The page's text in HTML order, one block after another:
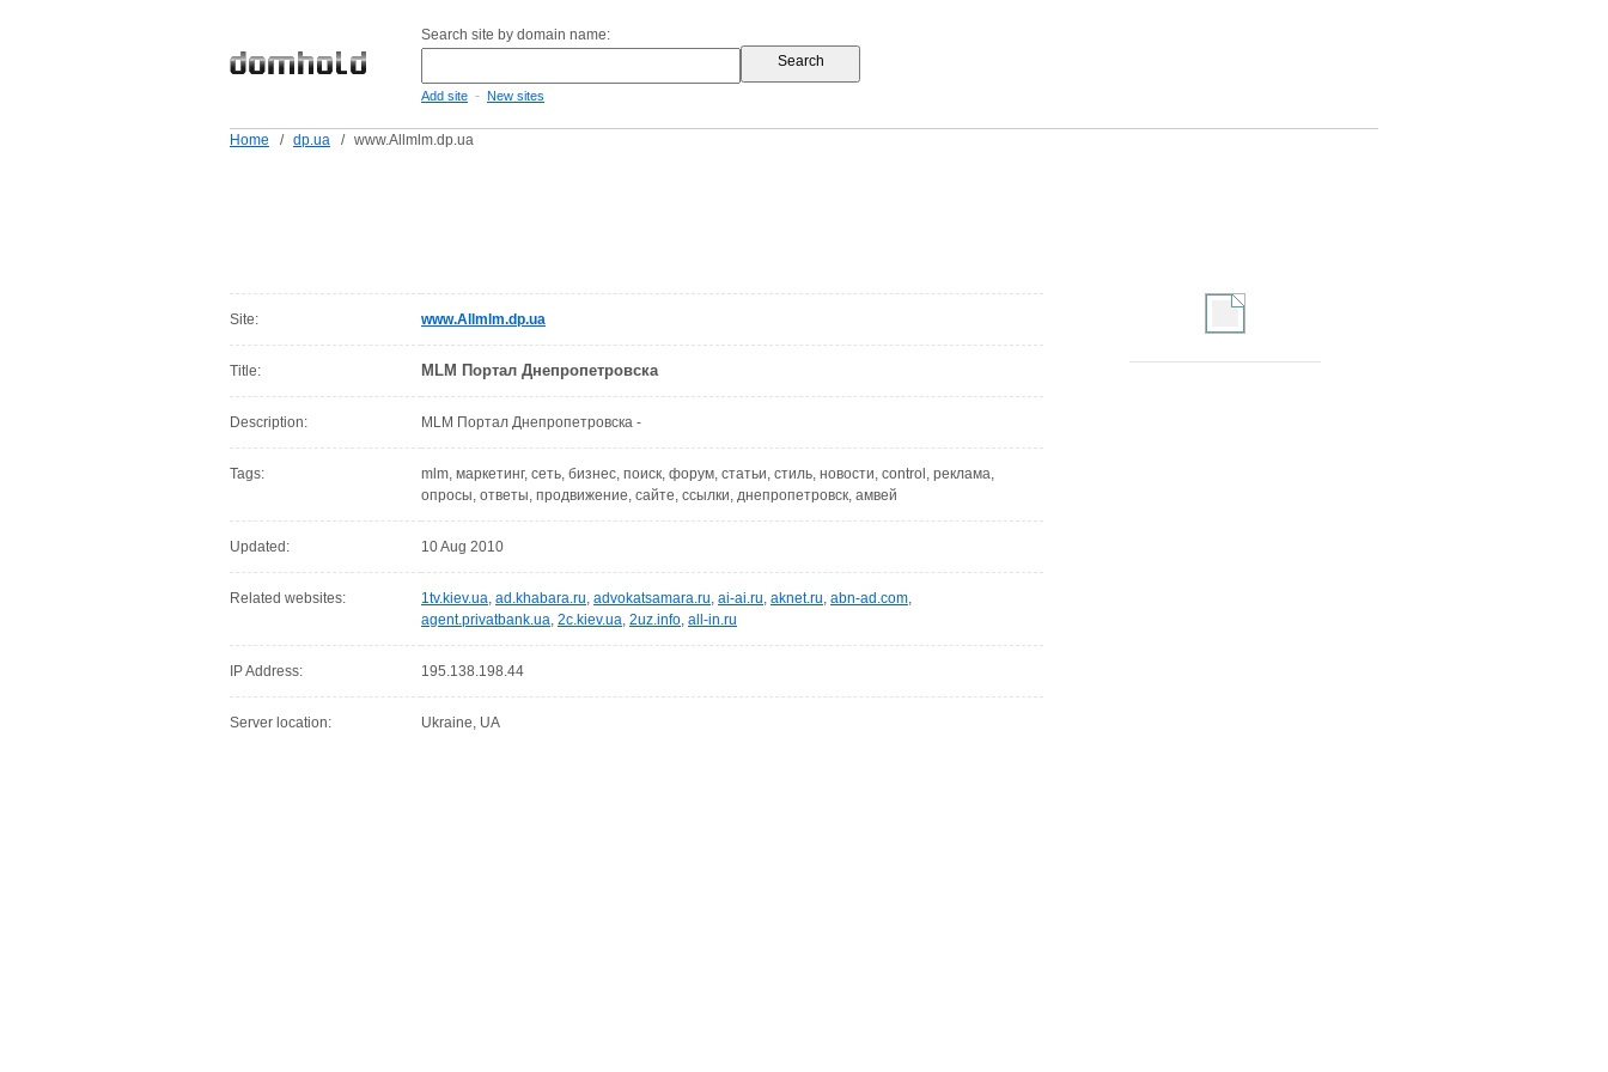
Search site by domain name:
Add site - New sites
Home / dp.ua / www.Allmlm.dp.ua
Site: www.Allmlm.dp.ua
Title: MLM Портал Днепропетровска
Description: MLM Портал Днепропетровска -
Tags:
mlm, маркетинг, сеть, бизнес, поиск, форум, статьи, стиль, новости, control, реклама,
опросы, ответы, продвижение, сайте, ссылки, днепропетровск, амвей
Updated: 10 Aug 2010
Related websites: 1tv.kiev.ua, ad.khabara.ru, advokatsamara.ru, ai-ai.ru, aknet.ru, abn-ad.com,
agent.privatbank.ua, 2c.kiev.ua, 2uz.info, all-in.ru
IP Address: 195.138.198.44
Server location: Ukraine, UA